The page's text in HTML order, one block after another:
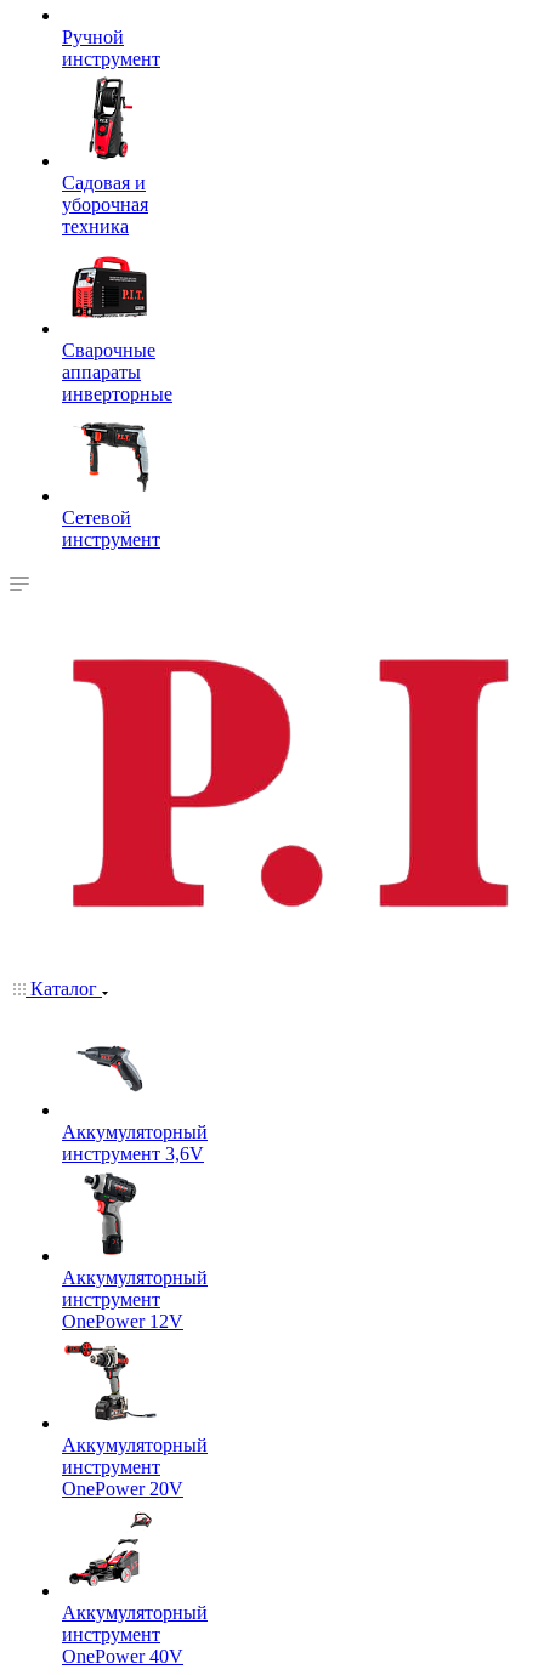
Ручной
инструмент
Садовая и
уборочная
техника
Сварочные
аппараты
инверторные
Сетевой
инструмент
Каталог
Аккумуляторный
инструмент 3,6V
Аккумуляторный
инструмент
OnePower 12V
Аккумуляторный
инструмент
OnePower 20V
Аккумуляторный
инструмент
OnePower 40V